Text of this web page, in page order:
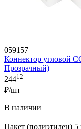
059157
Коннектор угловой
Прозрачный)
24412
₽/шт
В наличии
Пакет (полиэтилен)